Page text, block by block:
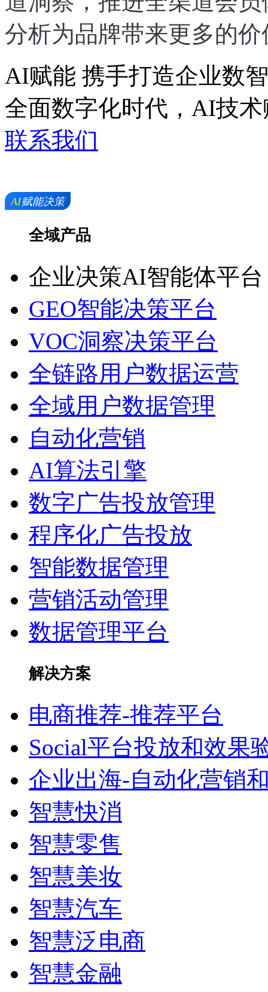
分析为品牌带来更多的价
AI赋能 携手打造企业数
全面数字化时代，AI技
联系我们
全域产品
企业决策AI智能体平台
GEO智能决策平台
VOC洞察决策平台
全链路用户数据运营
全域用户数据管理
自动化营销
AI算法引擎
数字广告投放管理
程序化广告投放
智能数据管理
营销活动管理
数据管理平台
解决方案
电商推荐-推荐平台
Social平台投放和效果
企业出海-自动化营销
智慧快消
智慧零售
智慧美妆
智慧汽车
智慧泛电商
智慧金融